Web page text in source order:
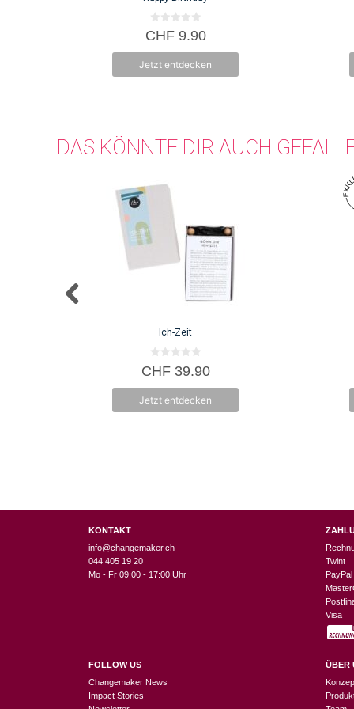
0
v
5
CHF9.90
Jetzt entdecken
DAS KÖNNTE DIR AUCH
Ich-Zeit
0
v
5
CHF39.90
Jetzt entdecken
KONTAKT
info@changemaker.ch
044 405 19 20
Mo - Fr 09:00 - 17:00 Uhr
FOLLOW US
Changemaker News
Impact Stories
Twint
PayPal
Visa
ÜBER